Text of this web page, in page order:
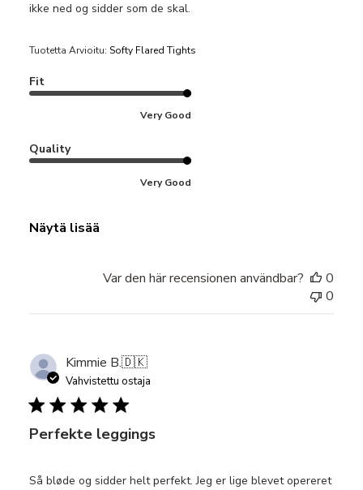
ikke ned og sidder som de skal.
Tuotetta Arvioitu: Softy Flared Tights
Fit
Very Good
Quality
Very Good
Näytä lisää
Var den här recensionen användbar?
0
0
Kimmie B.🇩🇰
Vahvistettu ostaja
Perfekte leggings
Så bløde og sidder helt perfekt. Jeg er lige blevet opereret